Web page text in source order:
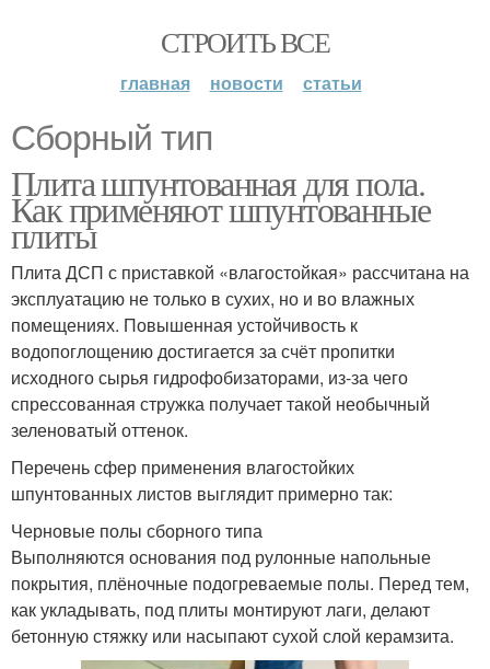
СТРОИТЬ ВСЕ
главная новости статьи
Сборный тип
Плита шпунтованная для пола.
Как применяют шпунтованные
плиты
Плита ДСП с приставкой «влагостойкая» рассчитана на
эксплуатацию не только в сухих, но и во влажных
помещениях. Повышенная устойчивость к
водопоглощению достигается за счёт пропитки
исходного сырья гидрофобизаторами, из-за чего
спрессованная стружка получает такой необычный
зеленоватый оттенок.
Перечень сфер применения влагостойких
шпунтованных листов выглядит примерно так:
Черновые полы сборного типа
Выполняются основания под рулонные напольные
покрытия, плёночные подогреваемые полы. Перед тем,
как укладывать, под плиты монтируют лаги, делают
бетонную стяжку или насыпают сухой слой керамзита.